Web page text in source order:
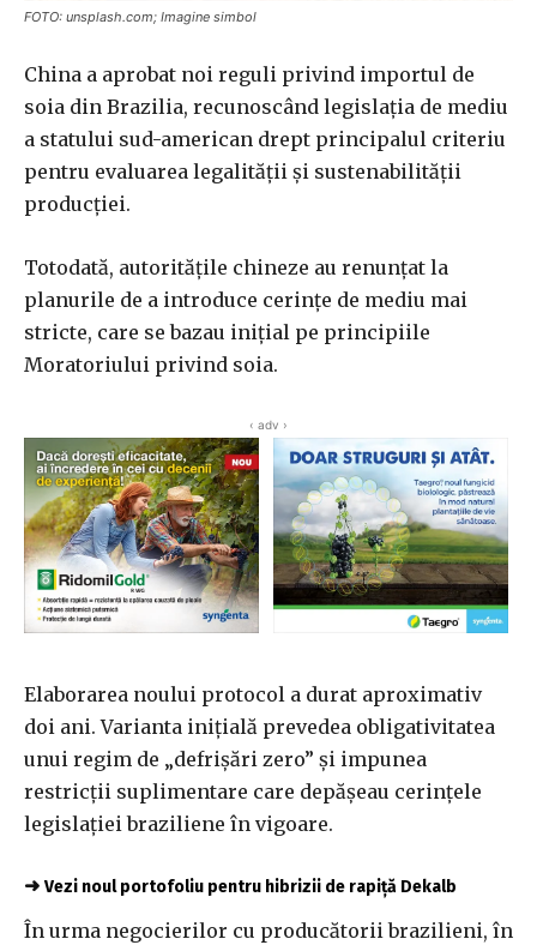
FOTO: unsplash.com; Imagine simbol
China a aprobat noi reguli privind importul de
soia din Brazilia, recunoscând legislația de mediu
a statului sud-american drept principalul criteriu
pentru evaluarea legalității și sustenabilității
producției.
Totodată, autoritățile chineze au renunțat la
planurile de a introduce cerințe de mediu mai
stricte, care se bazau inițial pe principiile
Moratoriului privind soia.
‹ adv ›
Elaborarea noului protocol a durat aproximativ
doi ani. Varianta inițială prevedea obligativitatea
unui regim de „defrișări zero” și impunea
restricții suplimentare care depășeau cerințele
legislației braziliene în vigoare.
➜ Vezi noul portofoliu pentru hibrizii de rapiță Dekalb
În urma negocierilor cu producătorii brazilieni, în